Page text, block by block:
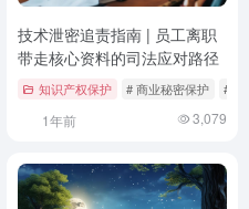
# 商业秘密保护 # 技术模仿
技术泄密追责指南 | 员工离职
带走核心资料的司法应对路径
知识产权保护 # 商业秘密保护 # 技
1年前 3,079